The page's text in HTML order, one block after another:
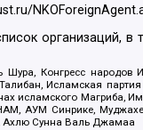
организаций, в
Конгресс народов
Исламская
исламского Магриба,
АУМ Синрике,
Ахлю Сунна Валь Джамаа